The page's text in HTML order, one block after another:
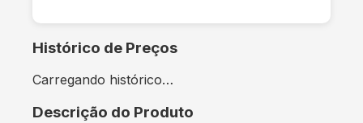
Histórico de Preços
Carregando histórico…
Descrição do Produto